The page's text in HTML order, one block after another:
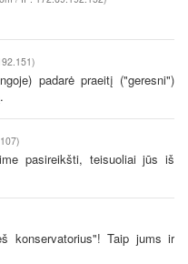
padarė praeitį ("geresni")
pasireikšti, teisuoliai jūs iš
Taip jums ir